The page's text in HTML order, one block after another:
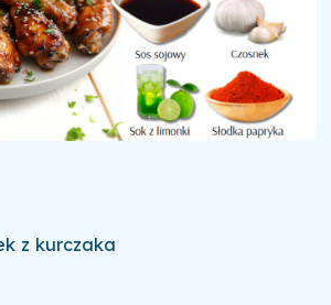
z kurczaka